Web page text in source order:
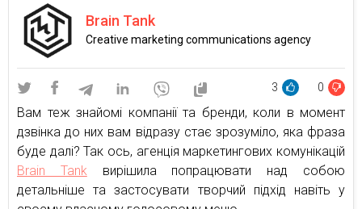
Brain Tank
Creative marketing communications agency
3 0
Вам теж знайомі компанії та бренди, коли в момент
дзвінка до них вам відразу стає зрозуміло, яка фраза
буде далі? Так ось, агенція маркетингових комунікацій
Brain Tankвирішила попрацювати над собою
детальніше та застосувати творчий підхід навіть у